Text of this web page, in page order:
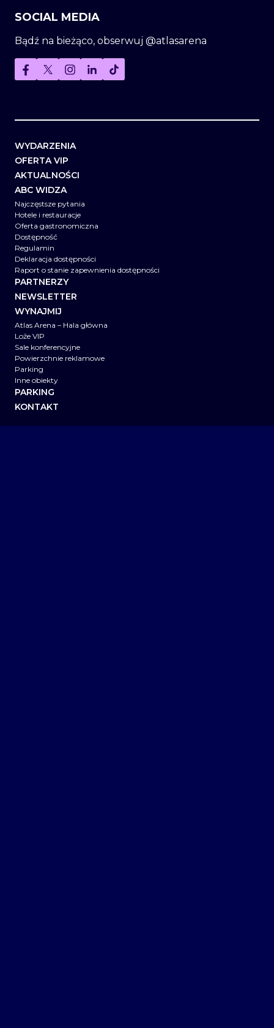
SOCIAL MEDIA
Bądź na bieżąco, obserwuj @atlasarena
WYDARZENIA
OFERTA VIP
AKTUALNOŚCI
ABC WIDZA
Najczęstsze pytania
Hotele i restauracje
Oferta gastronomiczna
Dostępność
Regulamin
Deklaracja dostępności
Raport o stanie zapewnienia dostępności
PARTNERZY
NEWSLETTER
WYNAJMIJ
Atlas Arena – Hala główna
Loże VIP
Sale konferencyjne
Powierzchnie reklamowe
Parking
Inne obiekty
PARKING
KONTAKT